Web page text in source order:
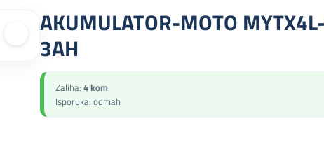
AKUMULATOR-MOTO
3AH
Zaliha: 4 kom
Isporuka: odmah